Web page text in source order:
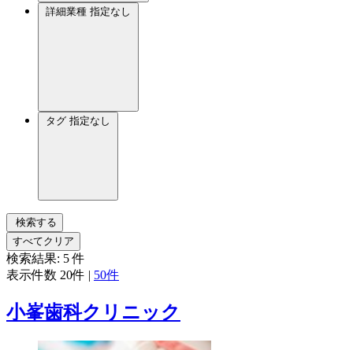
詳細業種 指定なし
タグ 指定なし
検索する
すべてクリア
検索結果: 5 件
表示件数 20件 | 50件
小峯歯科クリニック